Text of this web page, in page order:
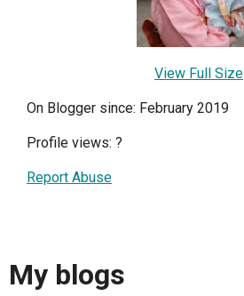
View Full Size
On Blogger since: February 2019
Profile views: ?
Report Abuse
My blogs